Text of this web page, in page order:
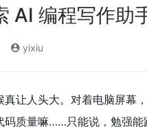
AI 编程写作助
yixiu
让人头大。对着电脑屏幕
质量嘛……只能说，勉强能